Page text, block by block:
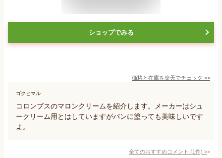
ショップでみる
価格と在庫を楽天でチェック >>
ゴクヒマル
コロンブスのマロンクリームを紹介します。メーカーはシュ
ークリーム用とはしていますがパンに塗っても美味しいです
よ。
全てのおすすめコメント (1件) >